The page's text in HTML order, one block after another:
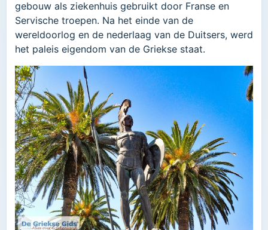
gebouw als ziekenhuis gebruikt door Franse en
Servische troepen. Na het einde van de
wereldoorlog en de nederlaag van de Duitsers, werd
het paleis eigendom van de Griekse staat.